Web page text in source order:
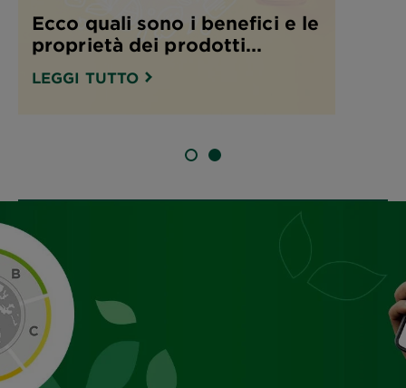
Ecco quali sono i benefici e le
proprietà dei prodotti...
LEGGI TUTTO
SLIDE 1SLIDE 2